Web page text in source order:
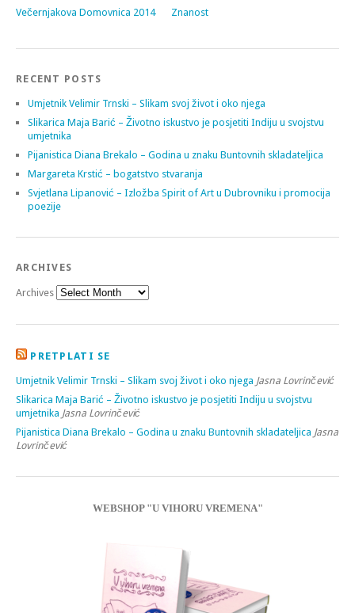
Večernjakova Domovnica 2014
Znanost
RECENT POSTS
Umjetnik Velimir Trnski – Slikam svoj život i oko njega
Slikarica Maja Barić – Životno iskustvo je posjetiti Indiju u svojstvu
umjetnika
Pijanistica Diana Brekalo – Godina u znaku Buntovnih skladateljica
Margareta Krstić – bogatstvo stvaranja
Svjetlana Lipanović – Izložba Spirit of Art u Dubrovniku i promocija
poezije
ARCHIVES
Archives
PRETPLATI SE
Umjetnik Velimir Trnski – Slikam svoj život i oko njega Jasna Lovrinčević
Slikarica Maja Barić – Životno iskustvo je posjetiti Indiju u svojstvu
umjetnika Jasna Lovrinčević
Pijanistica Diana Brekalo – Godina u znaku Buntovnih skladateljica Jasna
Lovrinčević
WEBSHOP "U VIHORU VREMENA"